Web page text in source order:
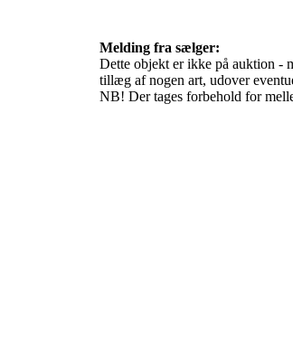
Melding fra sælger:
Dette objekt er ikke på auktion -
tillæg af nogen art, udover
NB! Der tages forbehold for